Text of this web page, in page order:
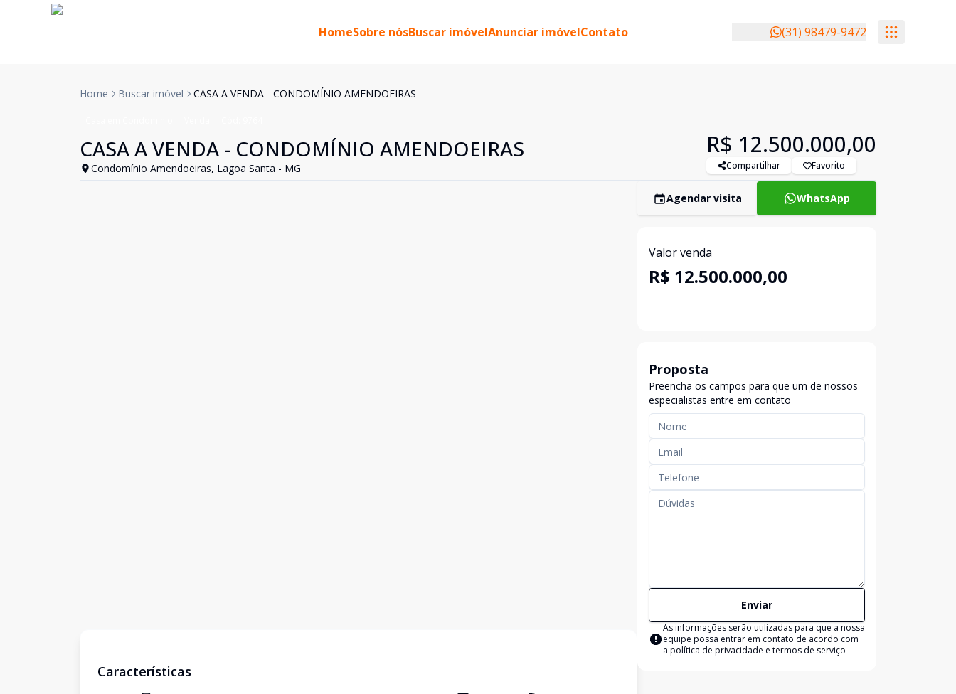
HomeSobre nósBuscar imóvelAnunciar imóvelContato (31) 98479-9472
Home Buscar imóvel CASA A VENDA - CONDOMÍNIO AMENDOEIRAS
CASA A VENDA - CONDOMÍNIO AMENDOEIRAS
Condomínio Amendoeiras, Lagoa Santa - MG
R$ 12.500.000,00
Compartilhar Favorito
Características
Agendar visita WhatsApp
Valor venda
R$ 12.500.000,00
Proposta
Preencha os campos para que um de nossos
especialistas entre em contato
Enviar
As informações serão utilizadas para que a nossa
equipe possa entrar em contato de acordo com
a política de privacidade e termos de serviço